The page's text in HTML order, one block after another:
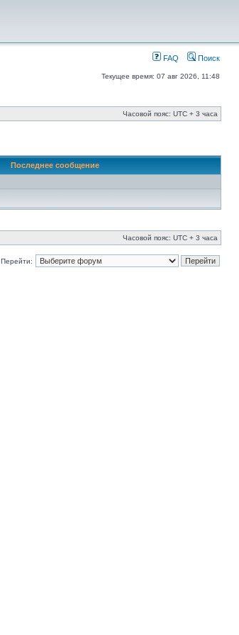
FAQ Поиск
Текущее время: 07 авг 2026, 11:48
Часовой пояс: UTC + 3 часа
Последнее сообщение
Часовой пояс: UTC + 3 часа
Перейти: